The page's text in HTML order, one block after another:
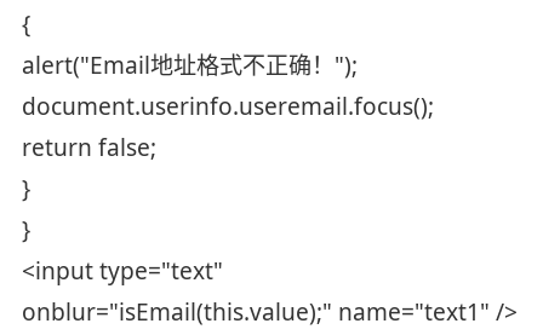
{
alert("Email地址格式不正确！");
document.userinfo.useremail.focus();
return false;
}
}
<input type="text"
onblur="isEmail(this.value);" name="text1" />